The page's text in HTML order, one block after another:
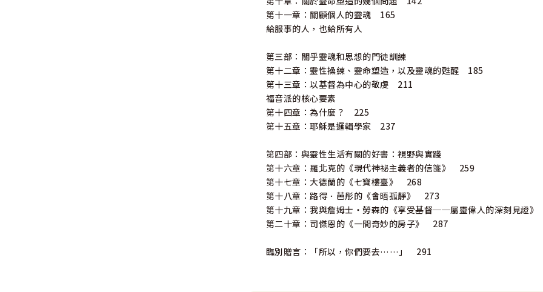
第十一章：關顧個人的靈魂 165
給服事的人，也給所有人
第三部：關乎靈魂和思想的門徒訓練
第十二章：靈性操練、靈命塑造，以及靈魂的甦醒 185
第十三章：以基督為中心的敬虔 211
福音派的核心要素
第十四章：為什麼？ 225
第十五章：耶穌是邏輯學家 237
第四部：與靈性生活有關的好書：視野與實踐
第十六章：羅北克的《現代神祕主義者的信箋》 259
第十七章：大德蘭的《七寶樓臺》 268
第十八章：路得．芭彤的《會晤孤靜》 273
第十九章：我與詹姆士‧勞森的《享受基督──屬靈偉人的深刻見證
第二十章：司傑恩的《一間奇妙的房子》 287
臨別贈言：「所以，你們要去……」 291